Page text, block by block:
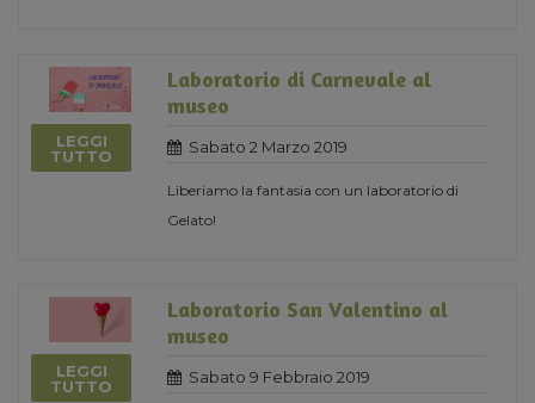
LEGGI
TUTTO
Laboratorio di Carnevale al
museo
Sabato 2 Marzo 2019
Liberiamo la fantasia con un laboratorio di
Gelato!
LEGGI
TUTTO
Laboratorio San Valentino al
museo
Sabato 9 Febbraio 2019